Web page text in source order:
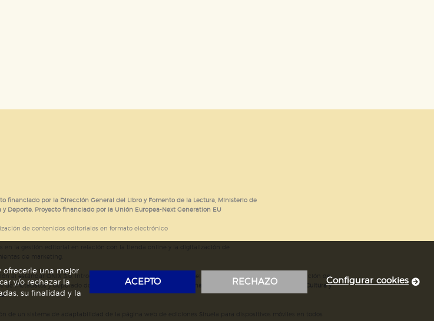
financiado por la Dirección General del Libro y Fomento de la Lectura, Ministerio de
y Deporte. Proyecto financiado por la Unión Europea-Next Generation EU
de contenidos editoriales en formato electrónico
al estándar ONIX 3.0; introducción del estándar ISNI; mejora del posicionamiento en Google; ampliación de
de metadatos y depurado de código HTML.Actividad subvencionada por el Ministerio de Educación, Cultura y
ofrecerle una mejor
y/o rechazar la
su finalidad y la
ACEPTO RECHAZO Configurar cookies